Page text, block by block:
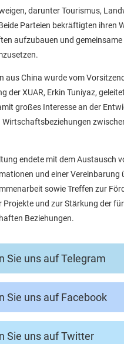
darunter Tourismus,
Parteien bekräftigten ihren
aufzubauen und gemeinsame
aus China wurde vom
der XUAR, Erkin Tuniyaz,
großes Interesse an der
Wirtschaftsbeziehungen
endete mit dem Austausch
und einer Vereinbarung
sowie Treffen zur
Projekte und zur Stärkung der
Beziehungen.
Sie uns auf Telegram
Sie uns auf Facebook
Sie uns auf Twitter